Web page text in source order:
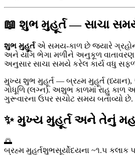
📖 શુભ મુહૂર્ત — સાચા
શુભ મુહૂર્તએ સમય-કાળ છે જ્યારે ગ્રહોની
અને યોગ ભેગા મળીને અનુકૂળ વાતાવરણ
અનુસાર સાચા સમયે કરેલ કાર્ય વધુ
મુખ્ય શુભ મુહૂર્ત — બ્રહ્મ મુહૂર્ત (ધ્યાન),
ગોધૂળિ (લગ્ન). અશુભ કાળમાં રાહુ
ગુરૂવારના ઉપર સચોટ સમય બતાવ્યો છે.
✨ મુખ્ય મુહૂર્ત અને તેનું
🌅
બ્રહ્મ મુહૂર્તશુભસૂર્યોદયના ~૧.૫ કલાક